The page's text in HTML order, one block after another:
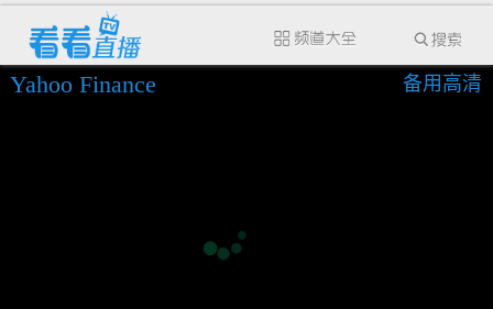
Yahoo Finance 备用高清